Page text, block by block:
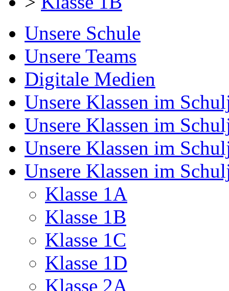
Unsere Schule
Unsere Teams
Digitale Medien
Unsere Klassen im
Unsere Klassen im
Unsere Klassen im
Unsere Klassen im
Klasse 1A
Klasse 1B
Klasse 1C
Klasse 1D
Klasse 2A